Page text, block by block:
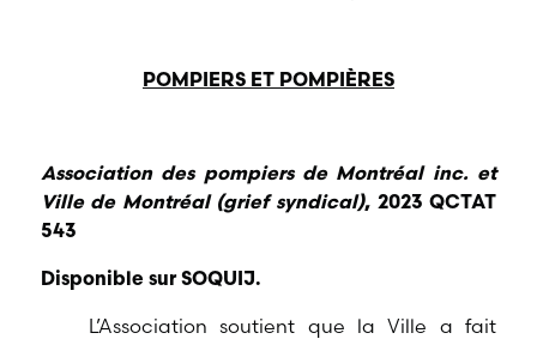
POMPIERS ET POMPIÈRES
Association des pompiers de Montréal inc. et
Ville de Montréal (grief syndical), 2023 QCTAT
543
Disponible sur SOQUIJ.
L’Association soutient que la Ville a fait